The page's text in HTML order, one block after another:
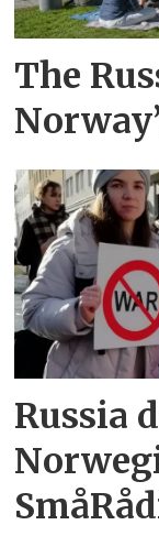
The
Russia